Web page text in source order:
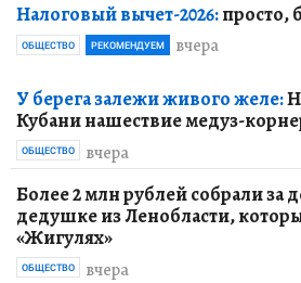
Налоговый вычет-2026:просто,
вчера
ОБЩЕСТВО РЕКОМЕНДУЕМ
У берега залежи живого желе:
Кубани нашествие медуз-
вчера
ОБЩЕСТВО
Более 2 млн рублей собрали за
дедушке из Ленобласти,
«Жигулях»
вчера
ОБЩЕСТВО